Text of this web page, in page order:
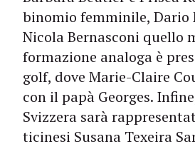
binomio femminile, Dario
Nicola Bernasconi quello
formazione analoga è
golf, dove Marie-Claire
con il papà Georges.
Svizzera sarà
ticinesi Susana Texeira